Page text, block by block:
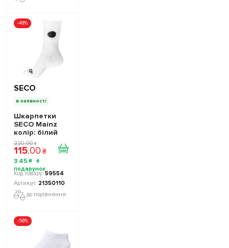
-48%
SECO
в наявності
Шкарпетки
SECO Mainz
колір: білий
220.00 ₴
115.00 ₴
3.45 ₴
59554
21350110
до порівняння
-58%